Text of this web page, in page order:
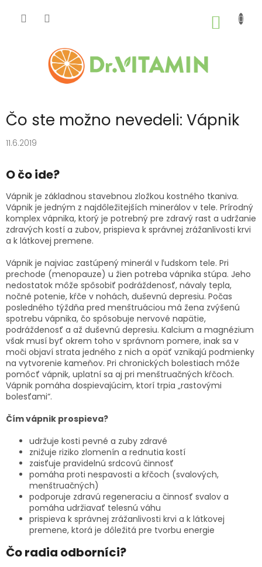
Čo ste možno nevedeli: Vápnik
11.6.2019
O čo ide?
Vápnik je základnou stavebnou zložkou kostného tkaniva.
Vápnik je jedným z najdôležitejších minerálov v tele. Prírodný
komplex vápnika, ktorý je potrebný pre zdravý rast a udržanie
zdravých kostí a zubov, prispieva k správnej zrážanlivosti krvi
a k látkovej premene.
Vápnik je najviac zastúpený minerál v ľudskom tele. Pri
prechode (menopauze) u žien potreba vápnika stúpa. Jeho
nedostatok môže spôsobiť podráždenosť, návaly tepla,
nočné potenie, kŕče v nohách, duševnú depresiu. Počas
posledného týždňa pred menštruáciou má žena zvýšenú
spotrebu vápnika, čo spôsobuje nervové napätie,
podráždenosť a až duševnú depresiu. Kalcium a magnézium
však musí byť okrem toho v správnom pomere, inak sa v
moči objaví strata jedného z nich a opäť vznikajú podmienky
na vytvorenie kameňov. Pri chronických bolestiach môže
pomôcť vápnik, uplatní sa aj pri menštruačných kŕčoch.
Vápnik pomáha dospievajúcim, ktorí trpia „rastovými
bolesťami“.
Čím vápnik prospieva?
udržuje kosti pevné a zuby zdravé
znižuje riziko zlomenín a rednutia kostí
zaisťuje pravidelnú srdcovú činnosť
pomáha proti nespavosti a kŕčoch (svalových,
menštruačných)
podporuje zdravú regeneraciu a činnosť svalov a
pomáha udržiavať telesnú váhu
prispieva k správnej zrážanlivosti krvi a k látkovej
premene, ktorá je dôležitá pre tvorbu energie
Čo radia odborníci?